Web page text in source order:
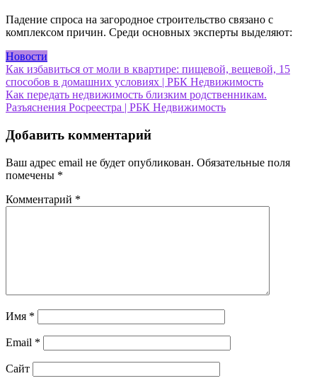
Падение спроса на загородное строительство связано с
комплексом причин. Среди основных эксперты выделяют:
Новости
Навигация
по
записям
Как избавиться от моли в квартире: пищевой, вещевой, 15
способов в домашних условиях | РБК Недвижимость
Как передать недвижимость близким родственникам.
Разъяснения Росреестра | РБК Недвижимость
Добавить комментарий
Ваш адрес email не будет опубликован. Обязательные поля
помечены *
Комментарий *
Имя *
Email *
Сайт